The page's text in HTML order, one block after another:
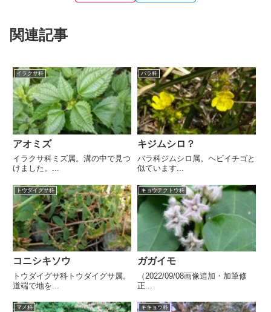
関連記事
イラクサ科
アオミズ
イラクサ科ミズ属。溝の中で見つ
けました。...
バラ科
キジムシロ？
バラ科ジムシロ属。ヘビイチゴと
似ています...
トウダイグサ科
コニシキソウ
トウダイグサ科トウダイグサ属。
道端で地を...
キョウチクトウ科
ガガイモ
（2022/09/08画像追加・加筆修
正...
マメ科 キキョウ科